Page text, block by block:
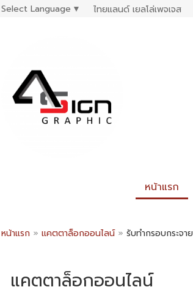
Select Language ▼ ไทยแลนด์ เยลโล่เพจเจส
หน้าแรก
หน้าแรก » แคตตาล็อกออนไลน์ » รับทำกรอบกระจ
แคตตาล็อกออนไลน์